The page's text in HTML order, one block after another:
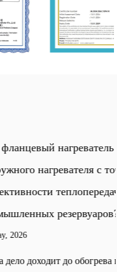
от
зрения
при обогреве